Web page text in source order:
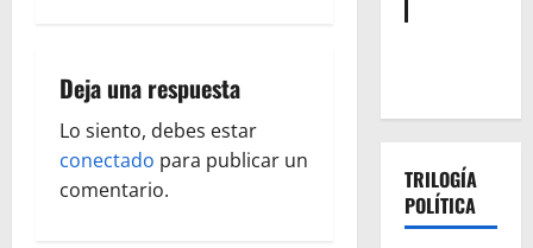
c
i
ó
Deja una respuesta
Lo siento, debes estar
conectado para publicar un
comentario.
TRILOGÍA
POLÍTICA